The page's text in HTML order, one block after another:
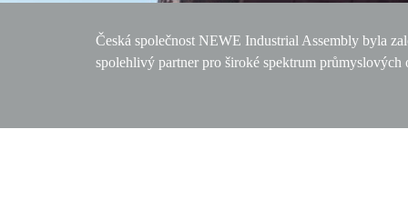
Česká společnost NEWE Industrial Assembly byla
spolehlivý partner pro široké spektrum